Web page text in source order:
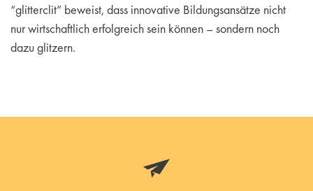
“glitterclit” beweist, dass innovative Bildungsansätze nicht
nur wirtschaftlich erfolgreich sein können – sondern noch
dazu glitzern.